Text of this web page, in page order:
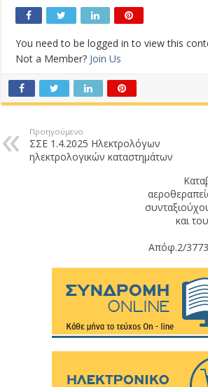
You need to be logged in to view this
Not a Member? Join Us
Προηγούμενο
ΣΣΕ 1.4.2025 Ηλεκτρολόγων
ηλεκτρολογικών καταστημάτων
και
Απόφ.2/